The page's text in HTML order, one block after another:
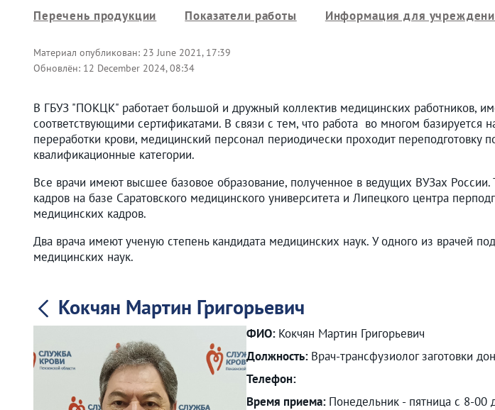
Перечень продукции
Показатели работы Информация для
Материал опубликован: 23 June 2021, 17:39
Обновлён: 12 December 2024, 08:34
В ГБУЗ "ПОКЦК" работает большой и дружный коллектив медицинских работников,
соответствующими сертификатами. В связи с тем, что работа во многом базируется
переработки крови, медицинский персонал периодически проходит переподготовку
квалификационные категории.
Все врачи имеют высшее базовое образование, полученное в ведущих ВУЗах
кадров на базе Саратовского медицинского университета и Липецкого центра
медицинских кадров.
Два врача имеют ученую степень кандидата медицинских наук. У одного из врачей
медицинских наук.
Кокчян Мартин Григорьевич
ФИО: Кокчян Мартин Григорьевич
Должность: Врач-трансфузиолог заготовки
Телефон:
Время приема: Понедельник - пятница с 8-00